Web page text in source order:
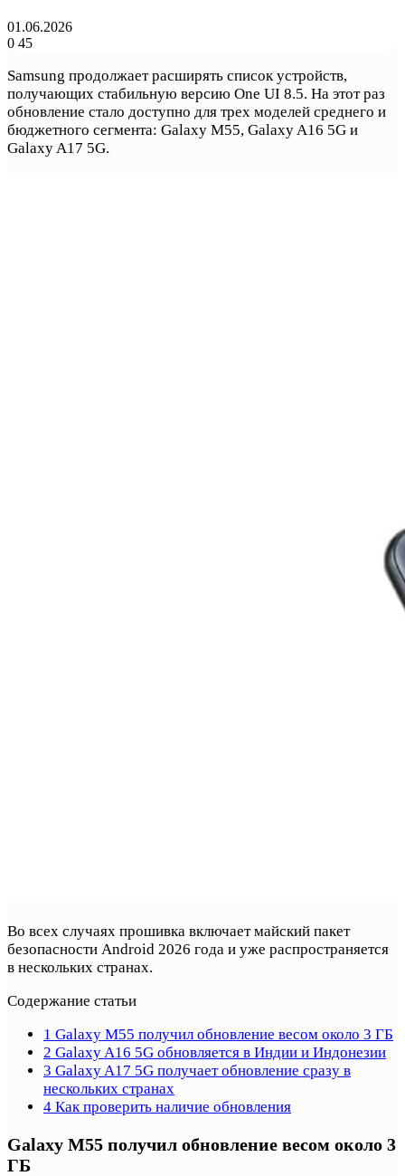
01.06.2026
0 45
Samsung продолжает расширять список устройств,
получающих стабильную версию One UI 8.5. На этот раз
обновление стало доступно для трех моделей среднего и
бюджетного сегмента: Galaxy M55, Galaxy A16 5G и
Galaxy A17 5G.
Во всех случаях прошивка включает майский пакет
безопасности Android 2026 года и уже распространяется
в нескольких странах.
Содержание статьи
1 Galaxy M55 получил обновление весом около 3 ГБ
2 Galaxy A16 5G обновляется в Индии и Индонезии
3 Galaxy A17 5G получает обновление сразу в
нескольких странах
4 Как проверить наличие обновления
Galaxy M55 получил обновление весом около 3
ГБ